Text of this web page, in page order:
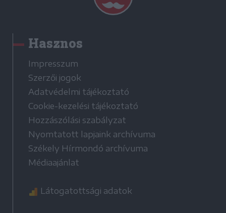
Hasznos
Impresszum
Szerzői jogok
Adatvédelmi tájékoztató
Cookie-kezelési tájékoztató
Hozzászólási szabályzat
Nyomtatott lapjaink archívuma
Székely Hírmondó archívuma
Médiaajánlat
Látogatottsági adatok